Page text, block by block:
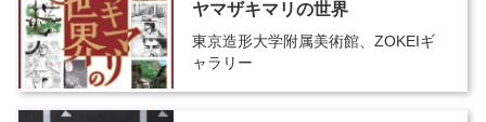
ヤマザキマリの世界
東京造形大学附属美術館、ZOKEIギ
ャラリー